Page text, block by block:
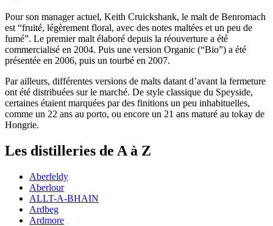
Pour son manager actuel, Keith Cruickshank, le malt de Benromach
est “fruité, légèrement floral, avec des notes maltées et un peu de
fumé”. Le premier malt élaboré depuis la réouverture a été
commercialisé en 2004. Puis une version Organic (“Bio”) a été
présentée en 2006, puis un tourbé en 2007.
Par ailleurs, différentes versions de malts datant d’avant la fermeture
ont été distribuées sur le marché. De style classique du Speyside,
certaines étaient marquées par des finitions un peu inhabituelles,
comme un 22 ans au porto, ou encore un 21 ans maturé au tokay de
Hongrie.
Les distilleries de A à Z
Aberfeldy
Aberlour
ALLT-A-BHAIN
Ardbeg
Ardmore